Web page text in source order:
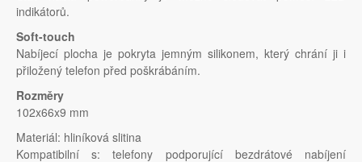
indikátorů.
Soft-touch
Nabíjecí plocha je pokryta jemným silikonem, který chrání ji i
přiložený telefon před poškrábáním.
Rozměry
102x66x9 mm
Materiál: hliníková slitina
Kompatibilní s: telefony podporující bezdrátové nabíjení